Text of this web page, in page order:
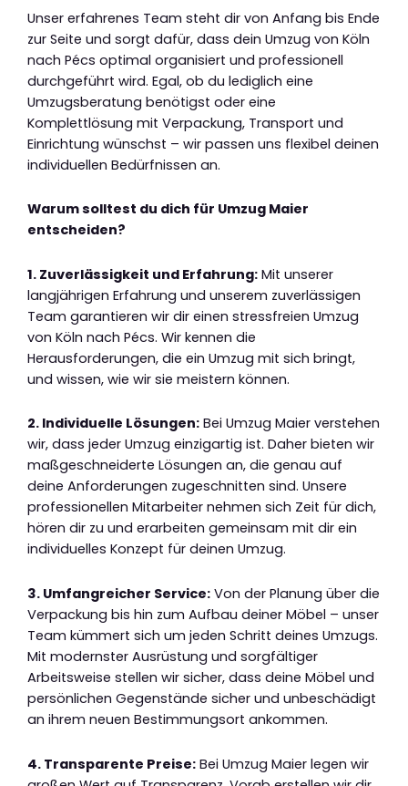
Unser erfahrenes Team steht dir von Anfang bis Ende
zur Seite und sorgt dafür, dass dein Umzug von Köln
nach Pécs optimal organisiert und professionell
durchgeführt wird. Egal, ob du lediglich eine
Umzugsberatung benötigst oder eine
Komplettlösung mit Verpackung, Transport und
Einrichtung wünschst – wir passen uns flexibel deinen
individuellen Bedürfnissen an.
Warum solltest du dich für Umzug Maier
entscheiden?
1. Zuverlässigkeit und Erfahrung: Mit unserer
langjährigen Erfahrung und unserem zuverlässigen
Team garantieren wir dir einen stressfreien Umzug
von Köln nach Pécs. Wir kennen die
Herausforderungen, die ein Umzug mit sich bringt,
und wissen, wie wir sie meistern können.
2. Individuelle Lösungen: Bei Umzug Maier verstehen
wir, dass jeder Umzug einzigartig ist. Daher bieten wir
maßgeschneiderte Lösungen an, die genau auf
deine Anforderungen zugeschnitten sind. Unsere
professionellen Mitarbeiter nehmen sich Zeit für dich,
hören dir zu und erarbeiten gemeinsam mit dir ein
individuelles Konzept für deinen Umzug.
3. Umfangreicher Service: Von der Planung über die
Verpackung bis hin zum Aufbau deiner Möbel – unser
Team kümmert sich um jeden Schritt deines Umzugs.
Mit modernster Ausrüstung und sorgfältiger
Arbeitsweise stellen wir sicher, dass deine Möbel und
persönlichen Gegenstände sicher und unbeschädigt
an ihrem neuen Bestimmungsort ankommen.
4. Transparente Preise: Bei Umzug Maier legen wir